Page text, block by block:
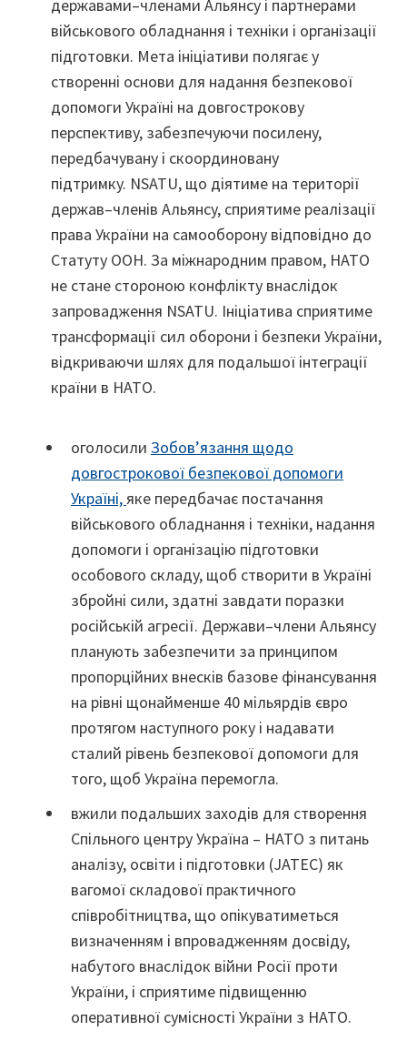
державами–членами Альянсу і партнерами
військового обладнання і техніки і організації
підготовки. Мета ініціативи полягає у
створенні основи для надання безпекової
допомоги Україні на довгострокову
перспективу, забезпечуючи посилену,
передбачувану і скоординовану
підтримку. NSATU, що діятиме на території
держав–членів Альянсу, сприятиме реалізації
права України на самооборону відповідно до
Статуту ООН. За міжнародним правом, НАТО
не стане стороною конфлікту внаслідок
запровадження NSATU. Ініціатива сприятиме
трансформації сил оборони і безпеки України,
відкриваючи шлях для подальшої інтеграції
країни в НАТО.
оголосили Зобов’язання щодо
довгострокової безпекової допомоги
Україні,яке передбачає постачання
військового обладнання і техніки, надання
допомоги і організацію підготовки
особового складу, щоб створити в Україні
збройні сили, здатні завдати поразки
російській агресії. Держави–члени Альянсу
планують забезпечити за принципом
пропорційних внесків базове фінансування
на рівні щонайменше 40 мільярдів євро
протягом наступного року і надавати
сталий рівень безпекової допомоги для
того, щоб Україна перемогла.
вжили подальших заходів для створення
Спільного центру Україна – НАТО з питань
аналізу, освіти і підготовки (JATEC) як
вагомої складової практичного
співробітництва, що опікуватиметься
визначенням і впровадженням досвіду,
набутого внаслідок війни Росії проти
України, і сприятиме підвищенню
оперативної сумісності України з НАТО.